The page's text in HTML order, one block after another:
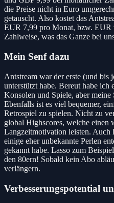
die Preise nicht in Euro
getauscht. Also kostet das
EUR 7,99 pro Monat, bzw. EUR
Zahlweise, was das Ganze bei
Mein Senf dazu
Antstream war der erste (und bis
unterstützt habe. Bereut habe
Konsolen und Spiele, aber
Ebenfalls ist es viel bequemer,
Retrospiel zu spielen. Nicht zu
global Highscores, welche einen
Langzeitmotivation leisten. Auch
einige eher unbekannte Perlen
gekannt habe. Lasso zum
den 80ern! Sobald kein Abo
verlängern.
Verbesserungspotential